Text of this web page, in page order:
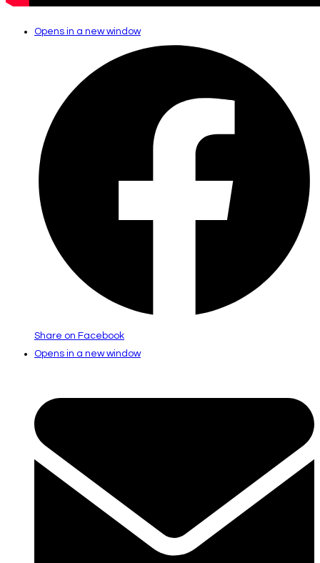
Opens in a new window
Share on Facebook
Opens in a new window